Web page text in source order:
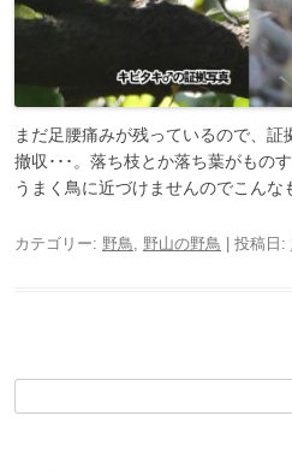
まだ足腰痛みが残っているので、証
撤収･･･。落ち枝とか落ち葉がもの
うまく鳥に近づけませんのでこんな
カテゴリー: 野鳥 野山の野鳥 | 投稿日: